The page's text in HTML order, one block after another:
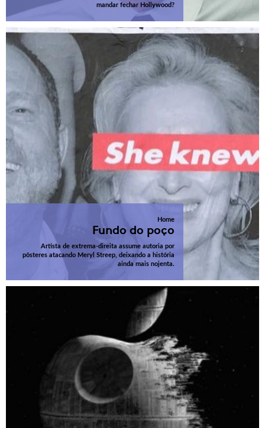
mandar fechar Hollywood?
Home
Fundo do poço
Artista de extrema-direita assume autoria por
pôsteres atacando Meryl Streep, deixando a história
ainda mais nojenta.